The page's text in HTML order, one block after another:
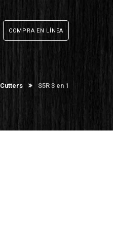
COMPRA EN LÍNEA
Cutters S5R 3 en 1